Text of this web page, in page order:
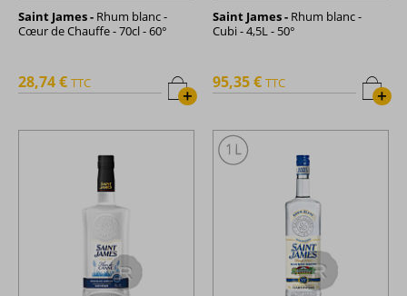
Saint James - Rhum blanc -
Cœur de Chauffe - 70cl - 60°
+
28,74 € TTC
Saint James - Rhum blanc -
Cubi - 4,5L - 50°
+
95,35 € TTC